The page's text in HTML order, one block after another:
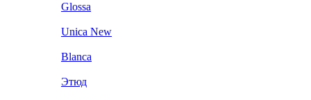
Glossa
Unica New
Blanca
Этюд